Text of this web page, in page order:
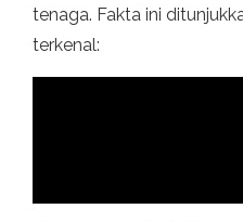
tenaga. Fakta ini
terkenal: